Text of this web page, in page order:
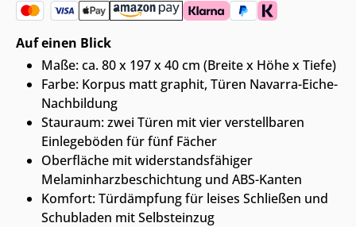
Auf einen Blick
Maße: ca. 80 x 197 x 40 cm (Breite x Höhe x Tiefe)
Farbe: Korpus matt graphit, Türen Navarra-Eiche-
Nachbildung
Stauraum: zwei Türen mit vier verstellbaren
Einlegeböden für fünf Fächer
Oberfläche mit widerstandsfähiger
Melaminharzbeschichtung und ABS-Kanten
Komfort: Türdämpfung für leises Schließen und
Schubladen mit Selbsteinzug